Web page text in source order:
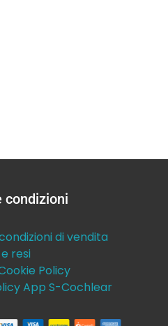
condizioni
di vendita
resi
Policy
App S-Cochlear